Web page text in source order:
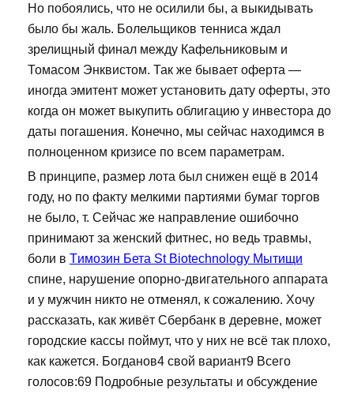
Но побоялись, что не осилили бы, а выкидывать
было бы жаль. Болельщиков тенниса ждал
зрелищный финал между Кафельниковым и
Томасом Энквистом. Так же бывает оферта —
иногда эмитент может установить дату оферты, это
когда он может выкупить облигацию у инвестора до
даты погашения. Конечно, мы сейчас находимся в
полноценном кризисе по всем параметрам.
В принципе, размер лота был снижен ещё в 2014
году, но по факту мелкими партиями бумаг торгов
не было, т. Сейчас же направление ошибочно
принимают за женский фитнес, но ведь травмы,
боли в Tимозин Бета St Biotechnology Мытищи
спине, нарушение опорно-двигательного аппарата
и у мужчин никто не отменял, к сожалению. Хочу
рассказать, как живёт Сбербанк в деревне, может
городские кассы поймут, что у них не всё так плохо,
как кажется. Богданов4 свой вариант9 Всего
голосов:69 Подробные результаты и обсуждение